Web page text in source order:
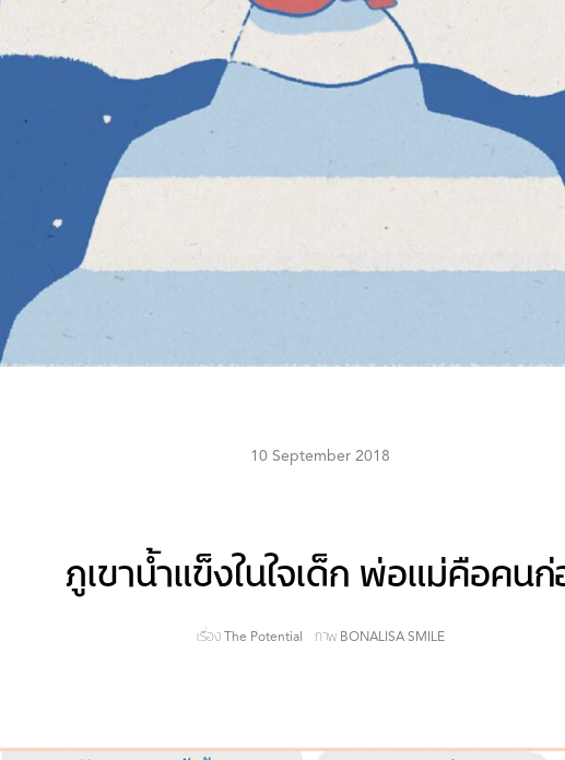
10 September 2018
ภูเขาน้ำแข็งในใจเด็ก พ่อแม่คือคนก่
เรื่อง The Potential ภาพ BONALISA SMILE